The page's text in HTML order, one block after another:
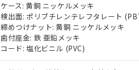
ケース: 黄銅 ニッケルメッキ
検出面: ポリブチレンテレフタレート
締めつけナット: 黄銅 ニッケルメッキ
歯付座金: 鉄 亜鉛メッキ
コード: 塩化ビニル (PVC)